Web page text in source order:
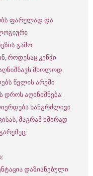
ფარულად და
გამო
როდესაც კენჭი
მხოლოდ
წელის არეში
დროს აღინიშნება:
ხანგრძლივი
მაგრამ ხშირად
დაზიანებული